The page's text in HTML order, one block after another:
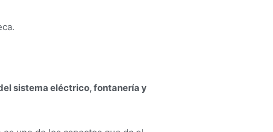
sistema eléctrico, fontanería y